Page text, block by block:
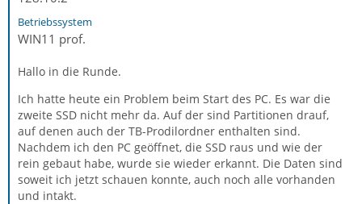
Betriebssystem
WIN11 prof.
Hallo in die Runde.
Ich hatte heute ein Problem beim Start des PC. Es war die
zweite SSD nicht mehr da. Auf der sind Partitionen drauf,
auf denen auch der TB-Prodilordner enthalten sind.
Nachdem ich den PC geöffnet, die SSD raus und wie der
rein gebaut habe, wurde sie wieder erkannt. Die Daten sind
soweit ich jetzt schauen konnte, auch noch alle vorhanden
und intakt.